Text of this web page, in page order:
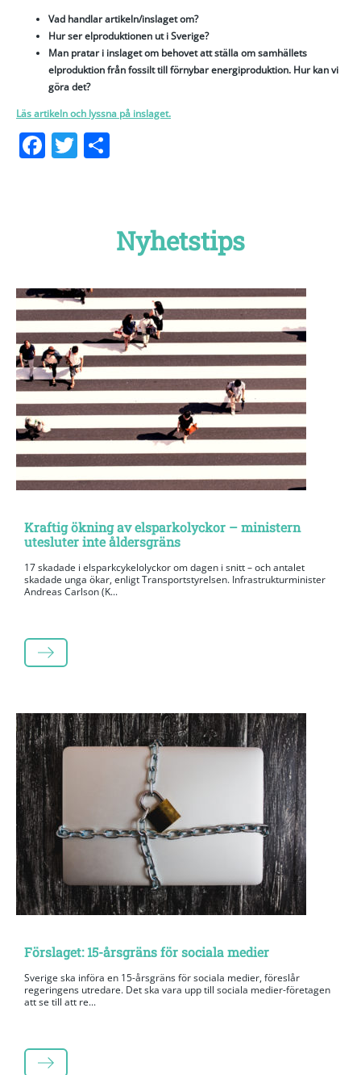
Vad handlar artikeln/inslaget om?
Hur ser elproduktionen ut i Sverige?
Man pratar i inslaget om behovet att ställa om samhällets
elproduktion från fossilt till förnybar energiproduktion. Hur kan vi
göra det?
Läs artikeln och lyssna på inslaget.
Facebook
Twitter
Nyhetstips
Kraftig ökning av elsparkolyckor – ministern
utesluter inte åldersgräns
17 skadade i elsparkcykelolyckor om dagen i snitt – och antalet
skadade unga ökar, enligt Transportstyrelsen. Infrastrukturminister
Andreas Carlson (K...
LÄS MER
Förslaget: 15-årsgräns för sociala medier
Sverige ska införa en 15-årsgräns för sociala medier, föreslår
regeringens utredare. Det ska vara upp till sociala medier-företagen
att se till att re...
LÄS MER